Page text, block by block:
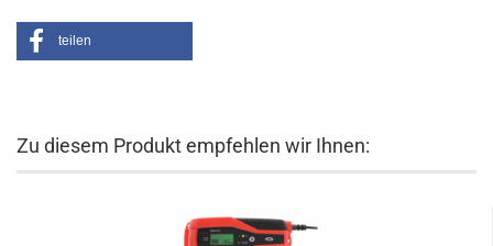
teilen
Zu diesem Produkt empfehlen wir Ihnen: